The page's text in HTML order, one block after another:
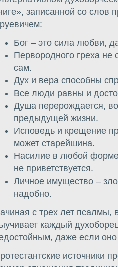
записанной со слов
Бог – это сила любви,
Первородного греха не
сам.
Дух и вера способны
Все люди равны и
Душа перерождается,
предыдущей жизни.
Исповедь и крещение
может старейшина.
Насилие в любой
не приветствуется.
Личное имущество –
надобно.
с трех лет псалмы,
каждый
даже если
источники